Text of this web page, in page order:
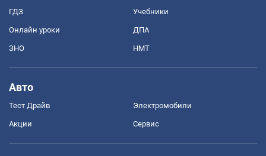
ГДЗ Учебники
Онлайн уроки ДПА
ЗНО НМТ
Авто
Тест Драйв Электромобили
Акции Сервис